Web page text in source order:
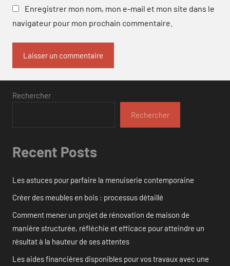
Enregistrer mon nom, mon e-mail et mon site dans le
navigateur pour mon prochain commentaire.
Rechercher
Rechercher
Recent Posts
Les astuces pour parfaire la menuiserie contemporaine
Créer des meubles en bois : processus détaillé
Comment mener un projet de rénovation de maison de
manière structurée, réfléchie et efficace pour atteindre un
résultat à la hauteur de ses attentes
Les aides financières disponibles pour vos travaux avec une